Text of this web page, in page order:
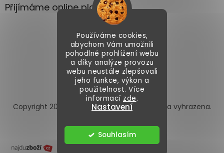
Používáme cookies,
abychom Vám umožnili
pohodlné prohlížení webu
a díky analýze provozu
webu neustále zlepšovali
jeho funkce, výkon a
použitelnost. Více
informací zde.
Nastavení
Souhlasím
Přijímáme online platby
Vytvořil Shoptet
Copyright 2026 Autoface.cz. Všechna práva vyhrazena.